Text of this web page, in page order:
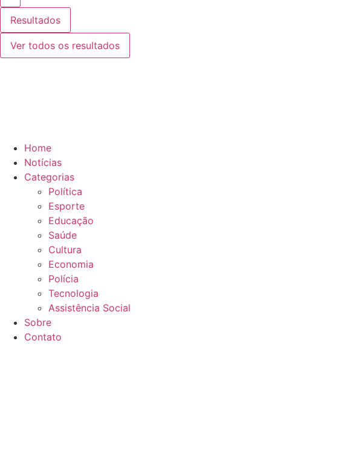
Resultados
Ver todos os resultados
Home
Notícias
Categorias
Política
Esporte
Educação
Saúde
Cultura
Economia
Polícia
Tecnologia
Assistência Social
Sobre
Contato